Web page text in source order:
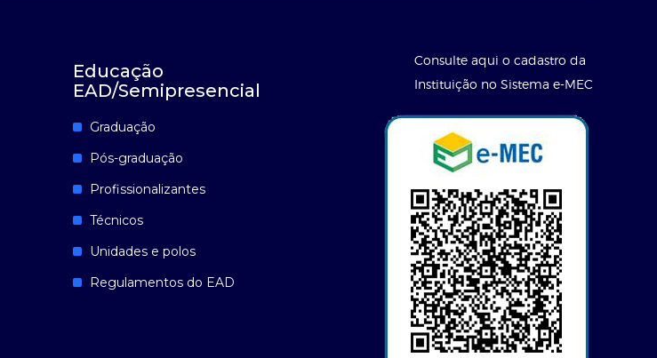
Educação
EAD/Semipresencial
Graduação
Pós-graduação
Profissionalizantes
Técnicos
Unidades e polos
Regulamentos do EAD
Consulte aqui o cadastro da
Instituição no Sistema e-MEC